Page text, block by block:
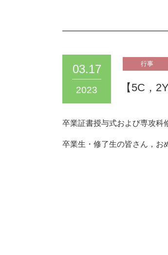
03.17
2023 【5C，
卒業証書授与式および専攻科
卒業生・修了生の皆さん，お